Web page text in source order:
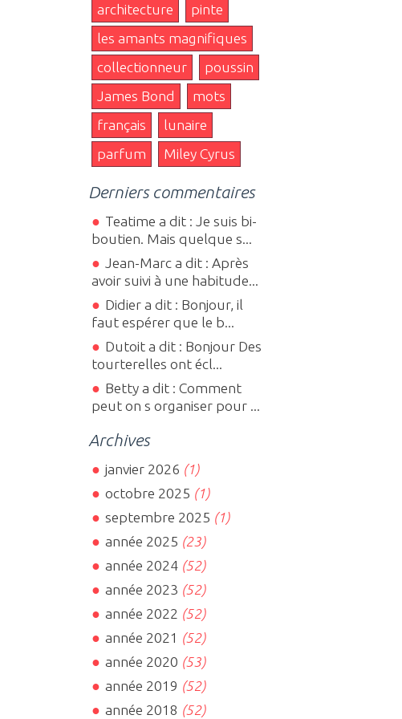
architecture
pinte
les amants magnifiques
collectionneur
poussin
James Bond
mots
français
lunaire
parfum
Miley Cyrus
Derniers commentaires
Teatime a dit : Je suis bi-
boutien. Mais quelque s...
Jean-Marc a dit : Après
avoir suivi à une habitude...
Didier a dit : Bonjour, il
faut espérer que le b...
Dutoit a dit : Bonjour Des
tourterelles ont écl...
Betty a dit : Comment
peut on s organiser pour ...
Archives
janvier 2026 (1)
octobre 2025 (1)
septembre 2025 (1)
année 2025 (23)
année 2024(52)
année 2023 (52)
année 2022 (52)
année 2021 (52)
année 2020 (53)
année 2019 (52)
année 2018 (52)